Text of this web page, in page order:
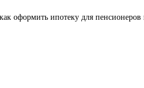
оформить ипотеку для